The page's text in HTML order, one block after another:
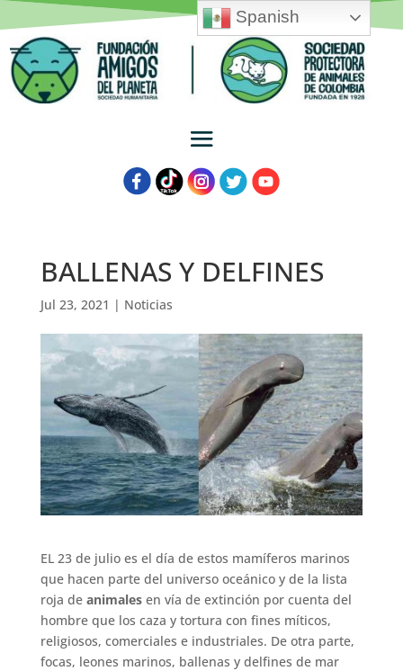
BALLENAS Y DELFINES
Jul 23, 2021 | Noticias
EL 23 de julio es el día de estos mamíferos marinos
que hacen parte del universo oceánico y de la lista
roja deanimalesen vía de extinción por cuenta del
hombre que los caza y tortura con fines míticos,
religiosos, comerciales e industriales. De otra parte,
focas, leones marinos, ballenas y delfines de mar
Spanish